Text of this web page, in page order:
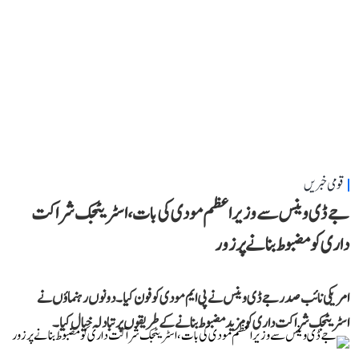
قومی خبریں
جے ڈی وینس سے وزیر اعظم مودی کی بات، اسٹریٹجک شراکت
داری کو مضبوط بنانے پر زور
امریکی نائب صدر جے ڈی وینس نے پی ایم مودی کو فون کیا۔ دونوں رہنماؤں نے
اسٹریٹجک شراکت داری کو مزید مضبوط بنانے کے طریقوں پر تبادلہ خیال کیا۔